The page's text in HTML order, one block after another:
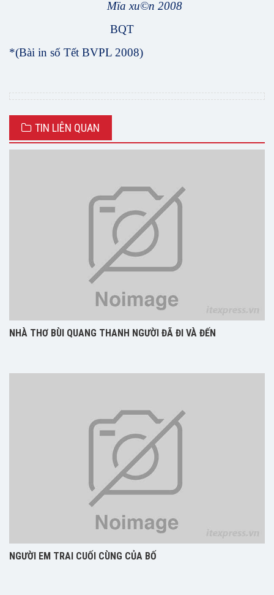
Mïa xu©n 2008
BQT
*(Bài in số Tết BVPL 2008)
TIN LIÊN QUAN
NHÀ THƠ BÙI QUANG THANH NGƯỜI ĐÃ ĐI VÀ ĐẾN
NGƯỜI EM TRAI CUỐI CÙNG CỦA BỐ